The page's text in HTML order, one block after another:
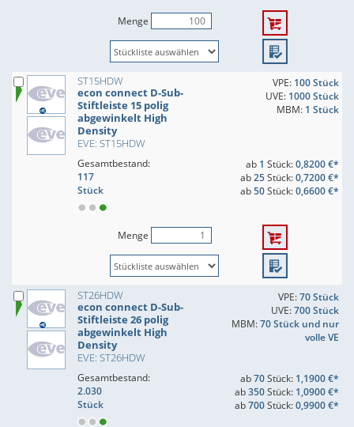
Menge
ST15HDW
econ connect D-Sub-
Stiftleiste 15 polig
abgewinkelt High
Density
EVE: ST15HDW
VPE: 100 Stück
UVE: 1000 Stück
MBM: 1 Stück
Gesamtbestand:
117
Stück
ab 1 Stück:0,8200 €*
ab25Stück:0,7200 €*
ab50Stück:0,6600 €*
Menge
ST26HDW
econ connect D-Sub-
Stiftleiste 26 polig
abgewinkelt High
Density
EVE: ST26HDW
VPE:70 Stück
UVE:700 Stück
MBM:70 Stück und nur
volle VE
Gesamtbestand:
2.030
Stück
ab70Stück: 1,1900 €*
ab350Stück: 1,0900 €*
ab700Stück:0,9900 €*